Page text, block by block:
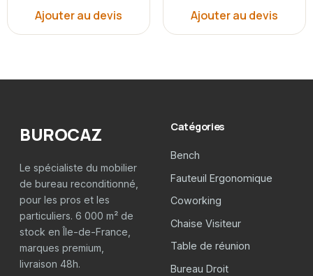
Ajouter au devis Ajouter au devis
BUROCAZ
Le spécialiste du mobilier
de bureau reconditionné,
pour les pros et les
particuliers. 6 000 m² de
stock en Île-de-France,
marques premium,
livraison 48h.
Catégories
Bench
Fauteuil Ergonomique
Coworking
Chaise Visiteur
Table de réunion
Bureau Droit